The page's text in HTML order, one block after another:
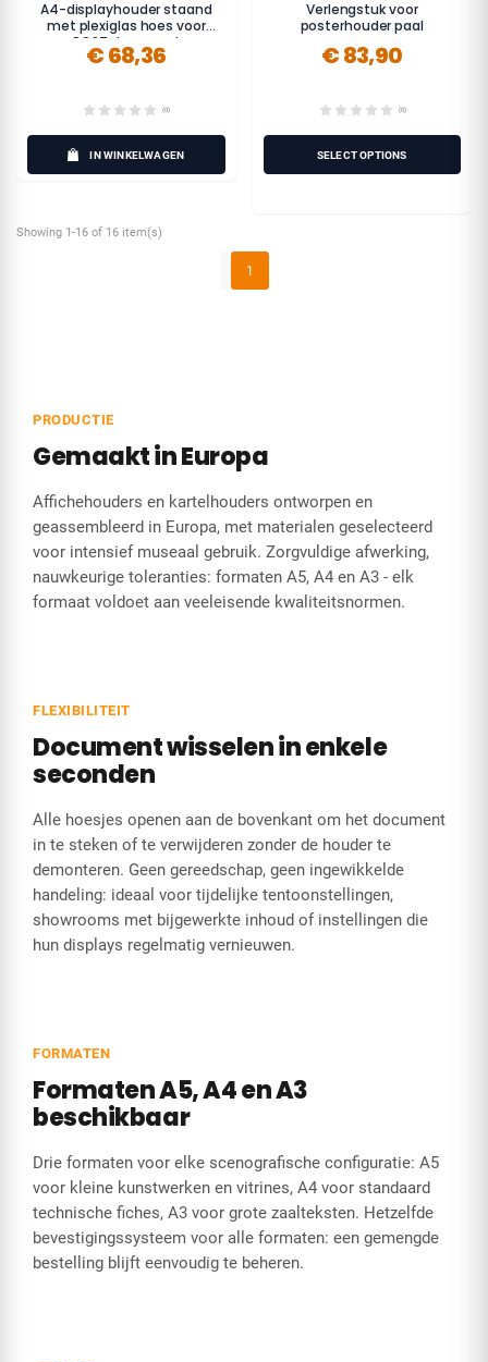
A4-displayhouder staand
met plexiglas hoes voor
POST-touwpaal
€ 68,36
(0)
IN WINKELWAGEN
Verlengstuk voor
posterhouder paal
€ 83,90
(0)
SELECT OPTIONS
Showing 1-16 of 16 item(s)
1
PRODUCTIE
Gemaakt in Europa
Affichehouders en kartelhouders ontworpen en
geassembleerd in Europa, met materialen geselecteerd
voor intensief museaal gebruik. Zorgvuldige afwerking,
nauwkeurige toleranties: formaten A5, A4 en A3 - elk
formaat voldoet aan veeleisende kwaliteitsnormen.
FLEXIBILITEIT
Document wisselen in enkele
seconden
Alle hoesjes openen aan de bovenkant om het document
in te steken of te verwijderen zonder de houder te
demonteren. Geen gereedschap, geen ingewikkelde
handeling: ideaal voor tijdelijke tentoonstellingen,
showrooms met bijgewerkte inhoud of instellingen die
hun displays regelmatig vernieuwen.
FORMATEN
Formaten A5, A4 en A3
beschikbaar
Drie formaten voor elke scenografische configuratie: A5
voor kleine kunstwerken en vitrines, A4 voor standaard
technische fiches, A3 voor grote zaalteksten. Hetzelfde
bevestigingssysteem voor alle formaten: een gemengde
bestelling blijft eenvoudig te beheren.